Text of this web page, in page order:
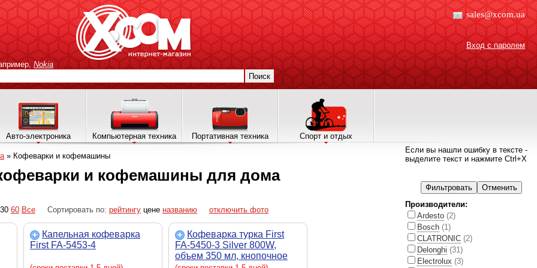
sales@xcom.ua
Вход с паролем
Nokia
Поиск
Авто-электроника Компьютерная техника Портативная техника Спорт и отдых
» Кофеварки и кофемашины
и кофемашины для дома
30 60 Все Сортировать по: рейтингу цене названию отключить фото
Капельная кофеварка
First FA-5453-4
Кофеварка турка First
FA-5450-3 Silver 800W,
объем 350 мл, кнопочное
Если вы нашли ошибку в тексте -
выделите текст и нажмите Ctrl+X
Производители:
Ardesto (2)
Bosch (1)
CLATRONIC (2)
Delonghi (31)
Electrolux (3)